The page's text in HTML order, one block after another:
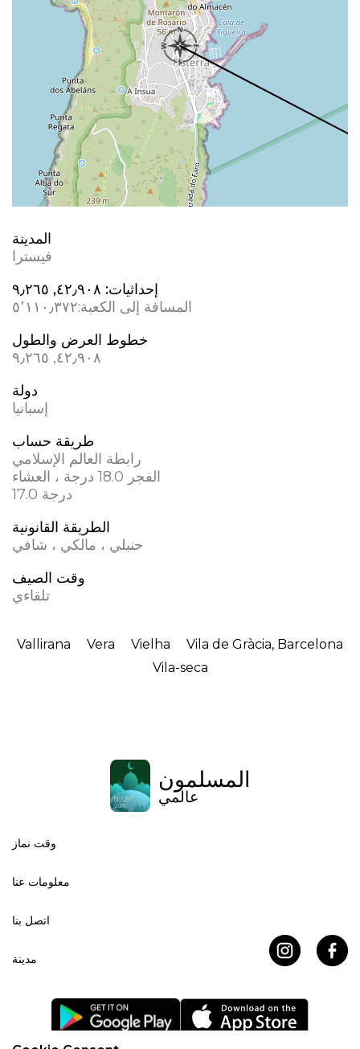
المدينة
فيسترا
إحداثيات: ٤٢٫٩٠٨, ؜٩٫٢٦٥
المسافة إلى الكعبة:٥٬١١٠٫٣٧٢
خطوط العرض والطول
٤٢٫٩٠٨, ؜٩٫٢٦٥
دولة
إسبانيا
طريقة حساب
رابطة العالم الإسلامي
الفجر 18.0 درجة ، العشاء
17.0 درجة
الطريقة القانونية
حنبلي ، مالكي ، شافي
وقت الصيف
تلقاءي
Vallirana Vera Vielha
Vila de Gràcia, Barcelona
Vila-seca
المسلمون
عالمي
وقت نماز
معلومات عنا
اتصل بنا
مدينة